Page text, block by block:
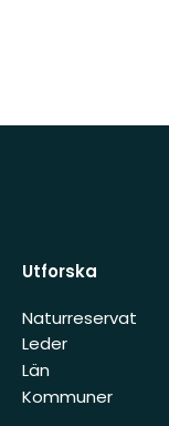
Utforska
Naturreservat
Leder
Län
Kommuner